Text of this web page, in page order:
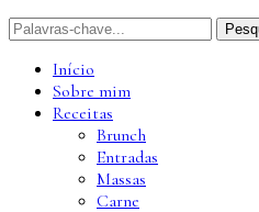
Início
Sobre mim
Receitas
Brunch
Entradas
Massas
Carne